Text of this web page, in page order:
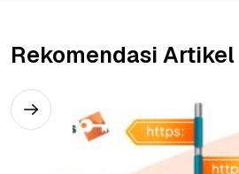
Rekomendasi Artikel